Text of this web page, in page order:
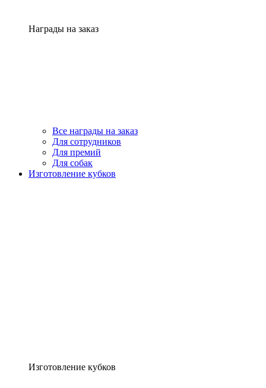
Награды на заказ
Все награды на заказ
Для сотрудников
Для премий
Для собак
Изготовление кубков
Изготовление кубков